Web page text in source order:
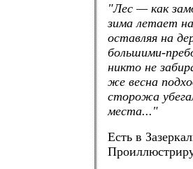
"Лес — как
зима летает
оставляя на
большими-
никто не
же весна
сторожа
места..."
Есть в